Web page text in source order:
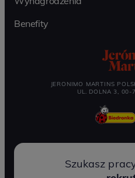
Benefity
JERONIMO MARTINS
UL. DOLNA 3, 00-
Szukasz